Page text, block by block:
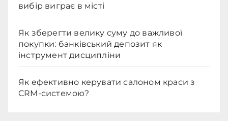
вибір виграє в місті
Як зберегти велику суму до важливої
покупки: банківський депозит як
інструмент дисципліни
Як ефективно керувати салоном краси з
CRM-системою?